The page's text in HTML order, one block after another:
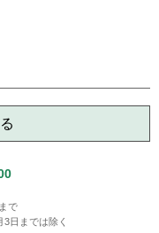
で
日までは除く